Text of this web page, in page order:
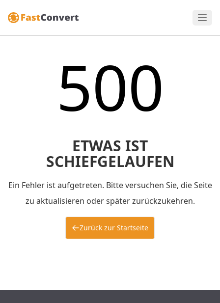
500
ETWAS IST
SCHIEFGELAUFEN
Ein Fehler ist aufgetreten. Bitte versuchen Sie, die Seite
zu aktualisieren oder später zurückzukehren.
Zurück zur Startseite